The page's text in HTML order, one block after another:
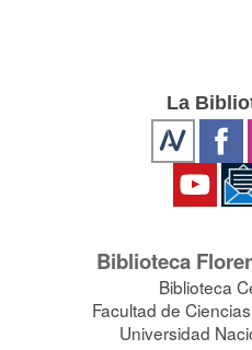
La
Biblioteca
Biblioteca
Facultad de
Universidad